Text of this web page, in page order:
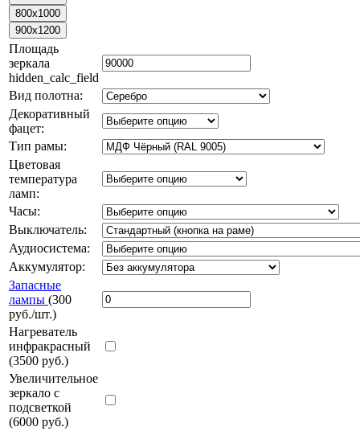
Площадь
зеркала
hidden_calc_field
Вид полотна:
Декоративный
фацет:
Тип рамы:
Цветовая
температура
ламп:
Часы:
Выключатель:
Аудиосистема:
Аккумулятор:
Запасные
лампы (300
руб./шт.)
Нагреватель
инфракрасный
(3500 руб.)
Увеличительное
зеркало с
подсветкой
(6000 руб.)